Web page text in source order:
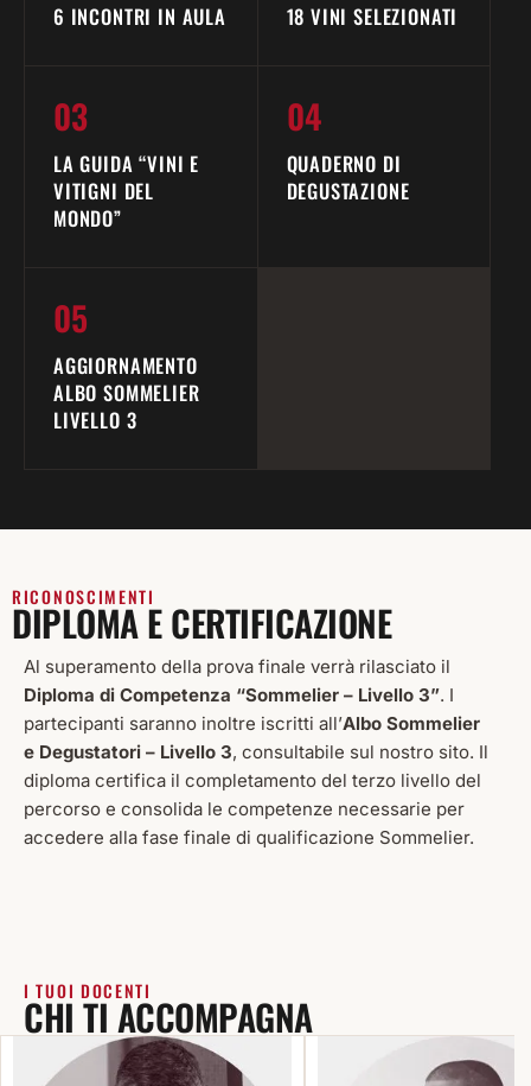
6 INCONTRI IN AULA 18 VINI SELEZIONATI
03
LA GUIDA “VINI E
VITIGNI DEL
MONDO”
04
QUADERNO DI
DEGUSTAZIONE
05
AGGIORNAMENTO
ALBO SOMMELIER
LIVELLO 3
RICONOSCIMENTI
DIPLOMA E CERTIFICAZIONE
Al superamento della prova finale verrà rilasciato il
Diploma di Competenza “Sommelier – Livello 3”. I
partecipanti saranno inoltre iscritti all’Albo Sommelier
e Degustatori – Livello 3, consultabile sul nostro sito. Il
diploma certifica il completamento del terzo livello del
percorso e consolida le competenze necessarie per
accedere alla fase finale di qualificazione Sommelier.
I TUOI DOCENTI
CHI TI ACCOMPAGNA